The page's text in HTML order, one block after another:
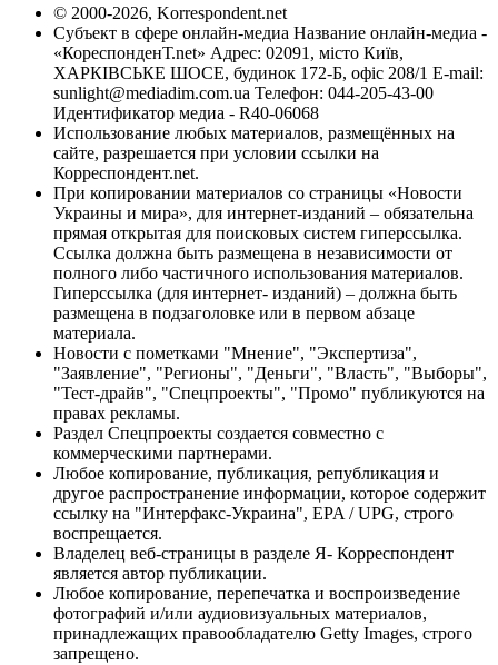
© 2000-2026, Korrespondent.net
Субъект в сфере онлайн-медиа Название онлайн-медиа -
«КореспонденТ.net» Адрес: 02091, місто Київ,
ХАРКІВСЬКЕ ШОСЕ, будинок 172-Б, офіс 208/1 E-mail:
sunlight@mediadim.com.ua Телефон: 044-205-43-00
Идентификатор медиа - R40-06068
Использование любых материалов, размещённых на
сайте, разрешается при условии ссылки на
Корреспондент.net.
При копировании материалов со страницы «Новости
Украины и мира», для интернет-изданий – обязательна
прямая открытая для поисковых систем гиперссылка.
Ссылка должна быть размещена в независимости от
полного либо частичного использования материалов.
Гиперссылка (для интернет- изданий) – должна быть
размещена в подзаголовке или в первом абзаце
материала.
Новости с пометками "Мнение", "Экспертиза",
"Заявление", "Регионы", "Деньги", "Власть", "Выборы",
"Тест-драйв", "Спецпроекты", "Промо" публикуются на
правах рекламы.
Раздел Спецпроекты создается совместно с
коммерческими партнерами.
Любое копирование, публикация, републикация и
другое распространение информации, которое содержит
ссылку на "Интерфакс-Украина", EPA / UPG, строго
воспрещается.
Владелец веб-страницы в разделе Я- Корреспондент
является автор публикации.
Любое копирование, перепечатка и воспроизведение
фотографий и/или аудиовизуальных материалов,
принадлежащих правообладателю Getty Images, строго
запрещено.